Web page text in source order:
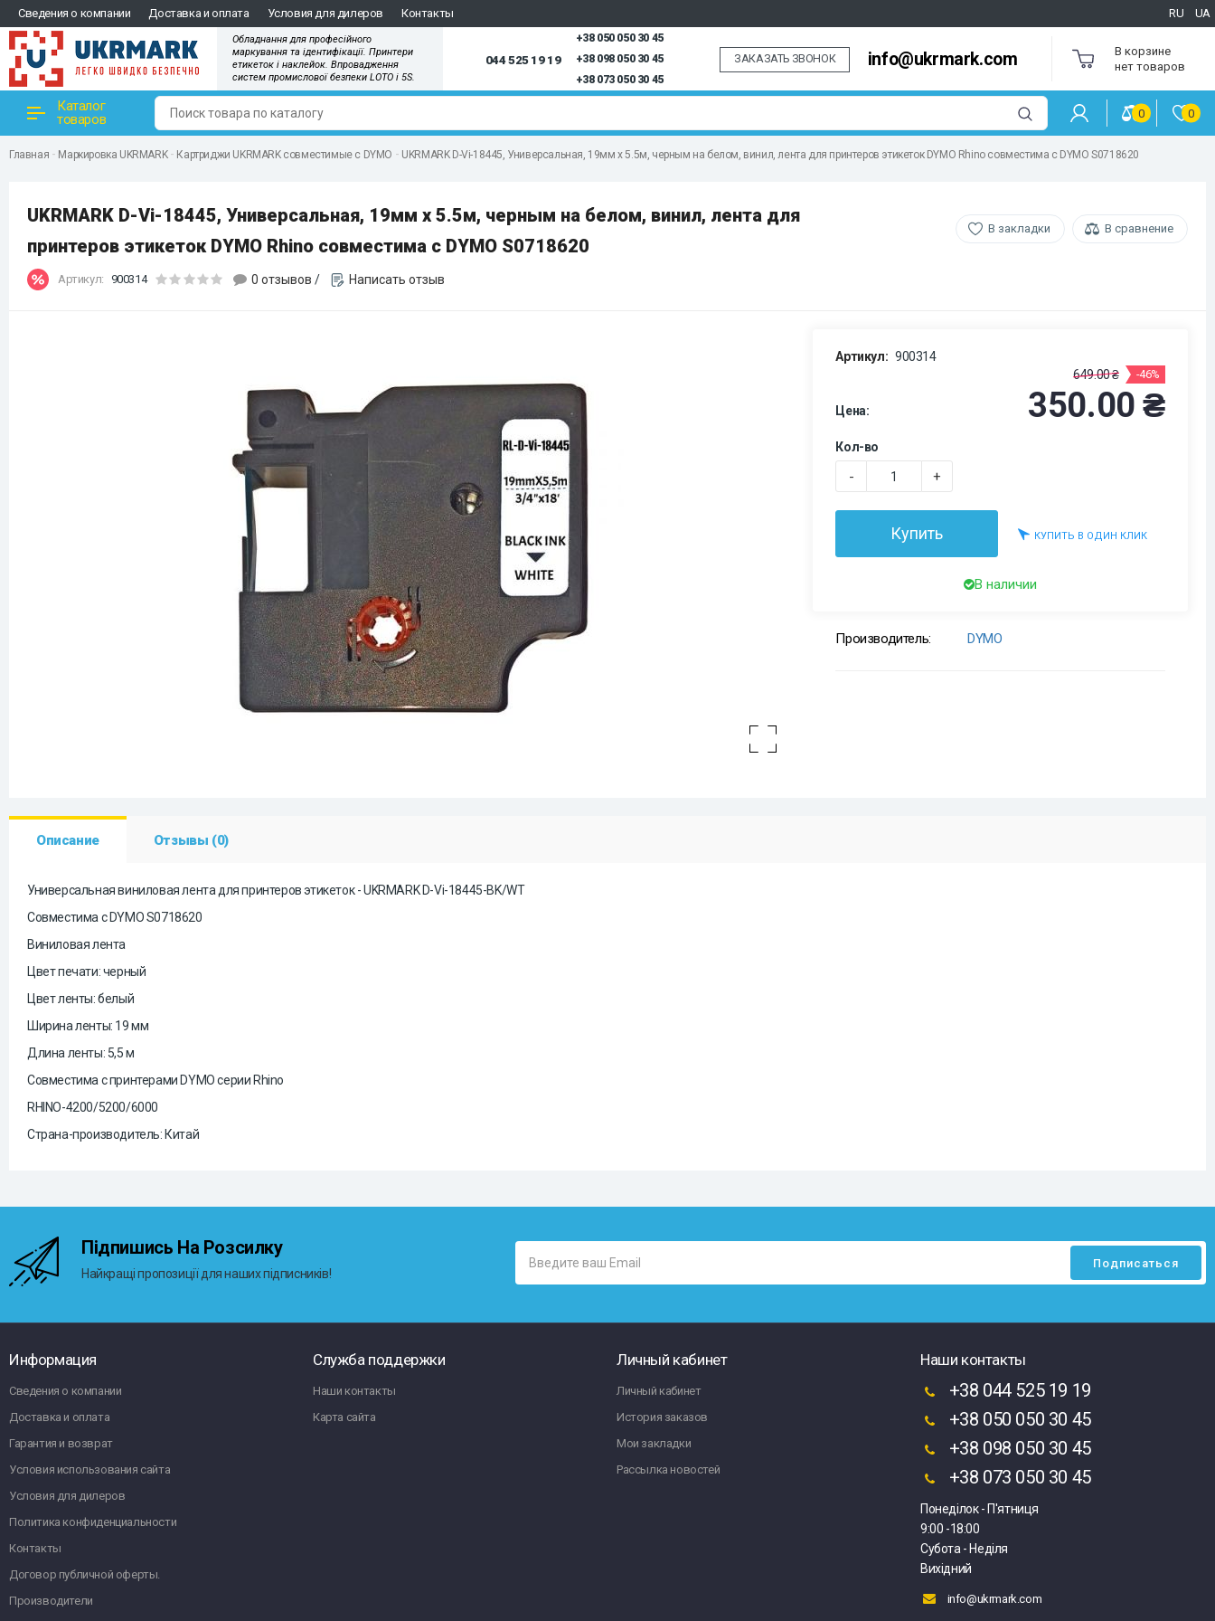
Сведения о компании Доставка и оплата Условия для дилеров Контакты RU UA
Обладнання для професійного
маркування та ідентифікації. Принтери
етикеток і наклейок. Впровадження
систем промислової безпеки LOTO і 5S.
044 525 19 19
+38 050 050 30 45
+38 098 050 30 45
+38 073 050 30 45
ЗАКАЗАТЬ ЗВОНОК info@ukrmark.com
В корзине
нет товаров
Каталог
товаров
0 0
Главная Маркировка UKRMARK Картриджи UKRMARK совместимые с DYMO UKRMARK D-Vi-18445, Универсальная, 19мм х 5.5м, черным на белом, винил, лента для принтеров этикеток DYMO Rhino совместима с DYMO S0718620
UKRMARK D-Vi-18445, Универсальная, 19мм х 5.5м, черным на белом, винил, лента для
принтеров этикеток DYMO Rhino совместима с DYMO S0718620
Артикул: 900314 0 отзывов / Написать отзыв
В закладки В сравнение
Артикул: 900314
Цена:
649.00 ₴ -46%
350.00 ₴
Кол-во
- +
Купить КУПИТЬ В ОДИН КЛИК
В наличии
Производитель: DYMO
Описание Отзывы (0)
Универсальная виниловая лента для принтеров этикеток - UKRMARK D-Vi-18445-BK/WT
Совместима с DYMO S0718620
Виниловая лента
Цвет печати: черный
Цвет ленты: белый
Ширина ленты: 19 мм
Длина ленты: 5,5 м
Совместима с принтерами DYMO серии Rhino
RHINO-4200/5200/6000
Страна-производитель: Китай
Підпишись На Розсилку
Найкращі пропозиції для наших підписників!
Информация
Сведения о компании
Доставка и оплата
Гарантия и возврат
Условия использования сайта
Условия для дилеров
Политика конфиденциальности
Контакты
Договор публичной оферты.
Производители
Служба поддержки
Наши контакты
Карта сайта
Личный кабинет
Личный кабинет
История заказов
Мои закладки
Рассылка новостей
Наши контакты
+38 044 525 19 19
+38 050 050 30 45
+38 098 050 30 45
+38 073 050 30 45
Понеділок - П'ятниця
9:00 -18:00
Субота - Неділя
Вихідний
info@ukrmark.com